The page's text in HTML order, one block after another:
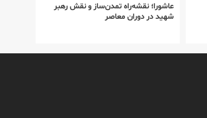
عاشورا؛ نقشه‌راه تمدن‌ساز و نقش رهبر
شهید در دوران معاصر